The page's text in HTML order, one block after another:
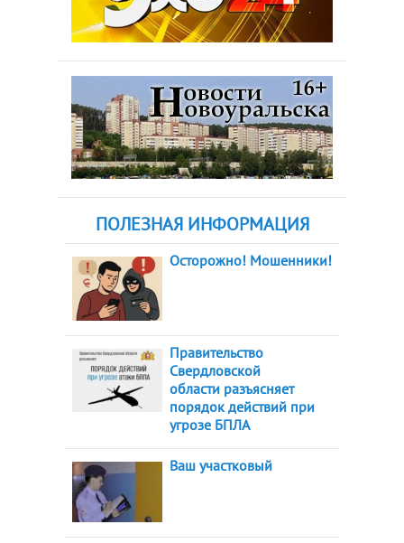
ПОЛЕЗНАЯ ИНФОРМАЦИЯ
Осторожно! Мошенники!
Правительство
Свердловской
области разъясняет
порядок действий при
угрозе БПЛА
Ваш участковый